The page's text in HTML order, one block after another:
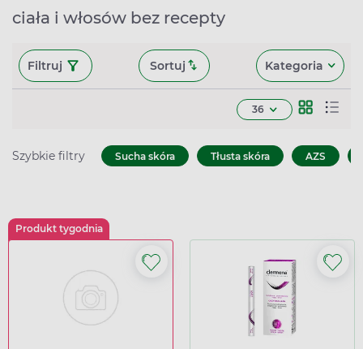
ciała i włosów bez recepty
Filtruj Sortuj Kategoria
36
Szybkie filtry Sucha skóra Tłusta skóra AZS
Produkt tygodnia